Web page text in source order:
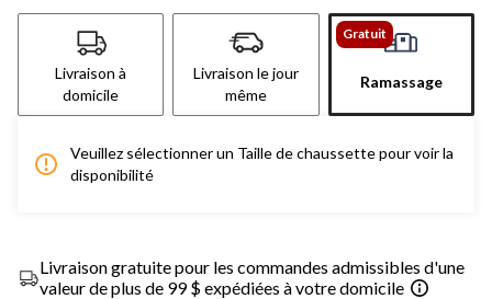
Livraison à
domicile
Livraison le jour
même
Gratuit
Ramassage
Veuillez sélectionner un Taille de chaussette pour voir la
disponibilité
Livraison gratuite pour les commandes admissibles d'une
valeur de plus de 99 $ expédiées à votre domicile